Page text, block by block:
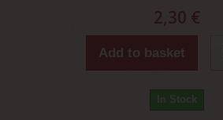
2,30 €
Add to basket
In Stock